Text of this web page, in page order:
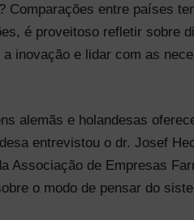
Comparações entre países
é proveitoso refletir sobre
inovação e lidar com as
alemãs e holandesas
entrevistou o dr. Josef
Associação de Empresas
o modo de pensar do